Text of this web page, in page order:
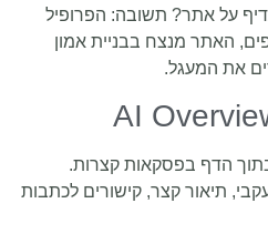
על אתר? תשובה: הפרופיל
האתר מנצח בבניית אמון
את המעגל.
הדף בפסקאות קצרות.
תיאור קצר, קישורים לכתבות